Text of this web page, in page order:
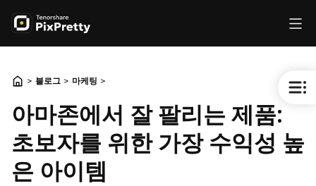
> 블로그 > 마케팅 >
아마존에서 잘 팔리는 제품:
초보자를 위한 가장 수익성 높
은 아이템